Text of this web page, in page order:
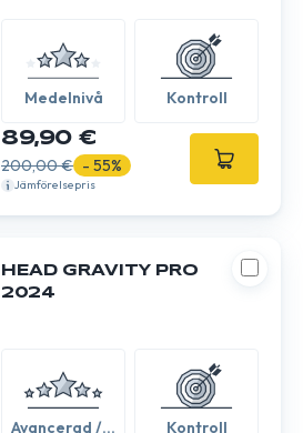
Medelnivå Kontroll
89,90 €
200,00 € - 55%
Jämförelsepris
HEAD GRAVITY PRO
2024
Avancerad / Kontroll